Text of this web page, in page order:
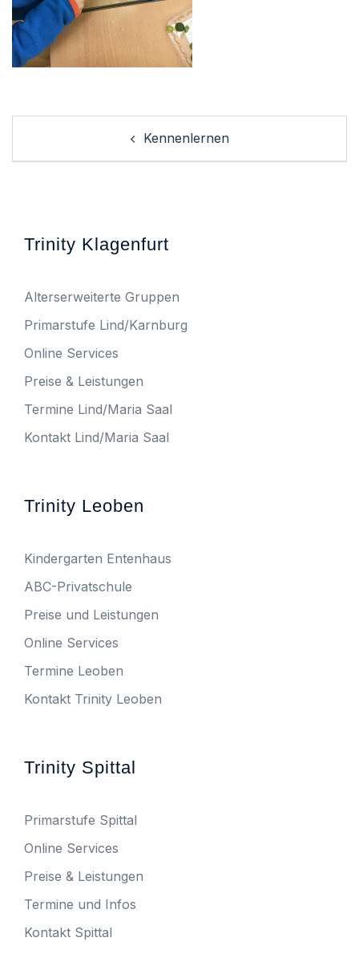
Kennenlernen
Trinity Klagenfurt
Alterserweiterte Gruppen
Primarstufe Lind/Karnburg
Online Services
Preise & Leistungen
Termine Lind/Maria Saal
Kontakt Lind/Maria Saal
Trinity Leoben
Kindergarten Entenhaus
ABC-Privatschule
Preise und Leistungen
Online Services
Termine Leoben
Kontakt Trinity Leoben
Trinity Spittal
Primarstufe Spittal
Online Services
Preise & Leistungen
Termine und Infos
Kontakt Spittal